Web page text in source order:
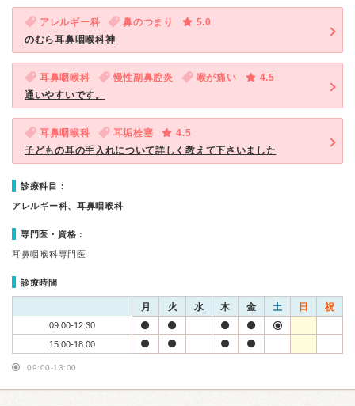
アレルギー科 鼻のつまり
5.0
のむら耳鼻咽喉科神
耳鼻咽喉科 慢性副鼻腔炎 喉が痛い
4.5
通いやすいです。
耳鼻咽喉科 耳垢栓塞
4.5
子どもの耳の手入れについて詳しく教えて下さいました
診療科目：
アレルギー科、耳鼻咽喉科
専門医・資格：
耳鼻咽喉科専門医
診療時間
月 火 水 木 金 土 日 祝
09:00-12:30
15:00-18:00
09:00-13:00